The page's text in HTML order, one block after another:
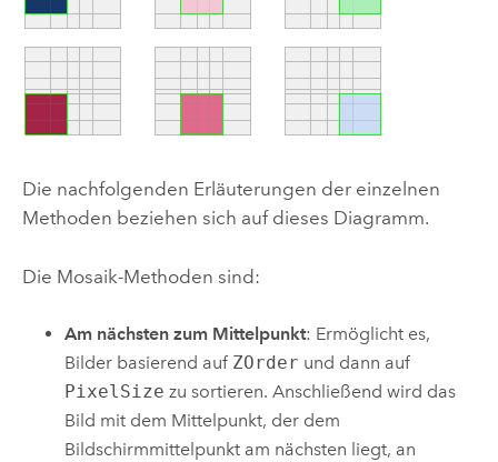
Die nachfolgenden Erläuterungen der einzelnen
Methoden beziehen sich auf dieses Diagramm.
Die Mosaik-Methoden sind:
Am nächsten zum Mittelpunkt: Ermöglicht es,
Bilder basierend auf ZOrder und dann auf
PixelSize zu sortieren. Anschließend wird das
Bild mit dem Mittelpunkt, der dem
Bildschirmmittelpunkt am nächsten liegt, an